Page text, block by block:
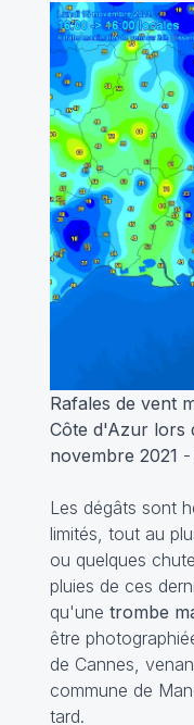
Rafales de vent
Côte d'Azur lors
novembre 2021 -
Les dégâts sont
limités, tout au
ou quelques
pluies de ces
qu'une trombe
être
de Cannes,
commune de
tard.